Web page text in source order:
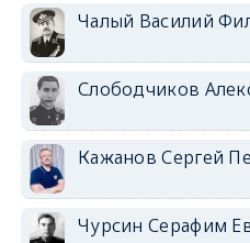
Чалый Василий
Слободчиков
Кажанов Сергей
Чурсин Серафим